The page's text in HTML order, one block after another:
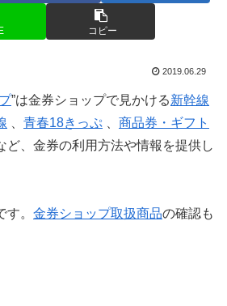
コピー
2019.06.29
”は金券ショップで見かける新幹線
青春18きっぷ
商品券・ギフト
ど、金券の利用方法や情報を提供し
す。 金券ショップ取扱商品の確認も